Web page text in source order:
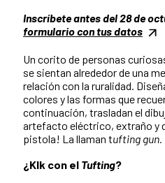
Inscríbete antes del 28 de
formulario con tus datos
Un corito de personas
se sientan alrededor de una
relación con la ruralidad.
colores y las formas que
continuación, trasladan el
artefacto eléctrico, extraño y
pistola! La llaman tufting gun.
¿Klk con el Tufting?